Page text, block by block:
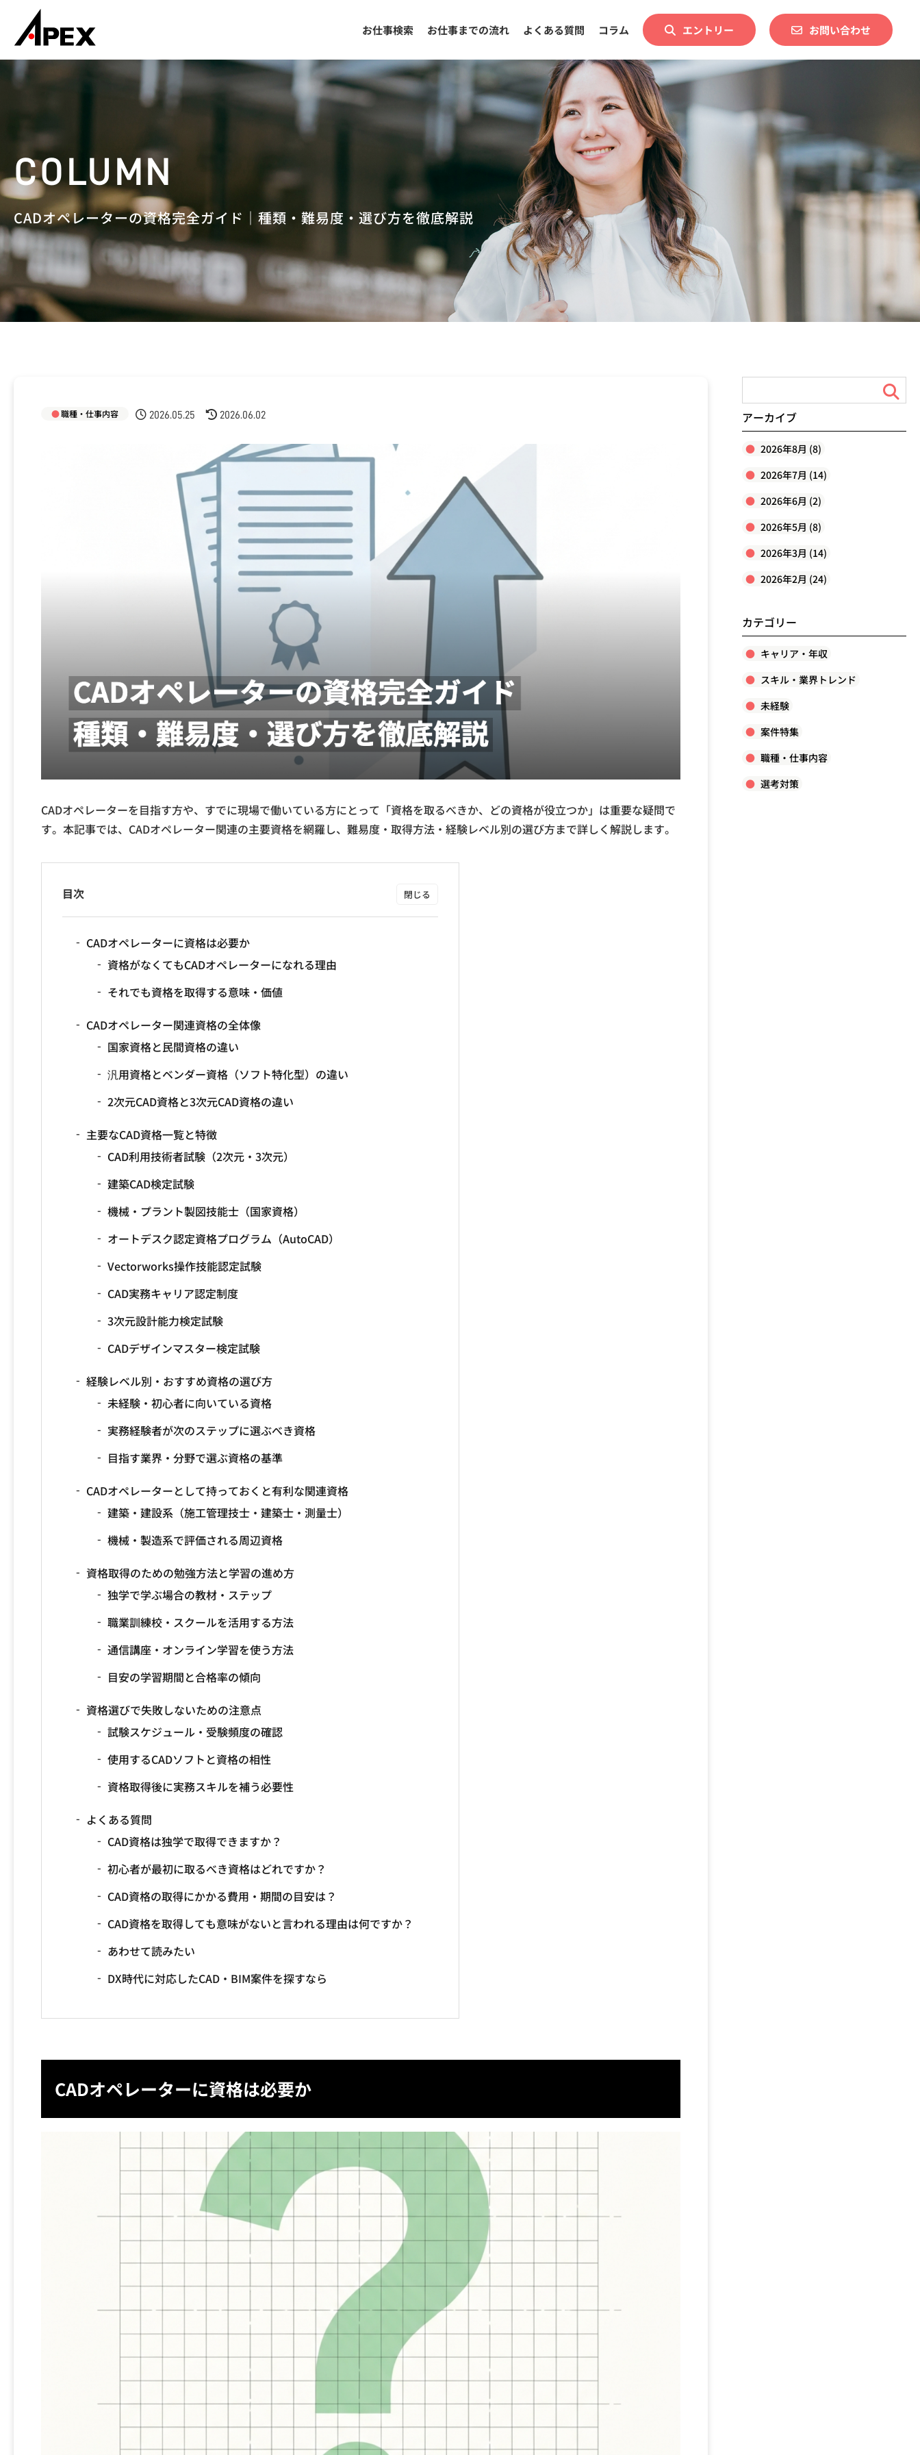
お仕事検索 お仕事までの流れ よくある質問 コラム エントリー お問い合わせ
CADオペレーターの資格完全ガイド｜種類・難易度・選び方を徹底解説
職種・仕事内容 2026.05.25 2026.06.02
CADオペレーターを目指す方や、すでに現場で働いている方にとって「資格を取るべきか、どの資格が役立つか」は重要な疑問で
す。本記事では、CADオペレーター関連の主要資格を網羅し、難易度・取得方法・経験レベル別の選び方まで詳しく解説します。
目次
CADオペレーターに資格は必要か
資格がなくてもCADオペレーターになれる理由
それでも資格を取得する意味・価値
CADオペレーター関連資格の全体像
国家資格と民間資格の違い
汎用資格とベンダー資格（ソフト特化型）の違い
2次元CAD資格と3次元CAD資格の違い
主要なCAD資格一覧と特徴
CAD利用技術者試験（2次元・3次元）
建築CAD検定試験
機械・プラント製図技能士（国家資格）
オートデスク認定資格プログラム（AutoCAD）
Vectorworks操作技能認定試験
CAD実務キャリア認定制度
3次元設計能力検定試験
CADデザインマスター検定試験
経験レベル別・おすすめ資格の選び方
未経験・初心者に向いている資格
実務経験者が次のステップに選ぶべき資格
目指す業界・分野で選ぶ資格の基準
CADオペレーターとして持っておくと有利な関連資格
建築・建設系（施工管理技士・建築士・測量士）
機械・製造系で評価される周辺資格
資格取得のための勉強方法と学習の進め方
独学で学ぶ場合の教材・ステップ
職業訓練校・スクールを活用する方法
通信講座・オンライン学習を使う方法
目安の学習期間と合格率の傾向
資格選びで失敗しないための注意点
試験スケジュール・受験頻度の確認
使用するCADソフトと資格の相性
資格取得後に実務スキルを補う必要性
よくある質問
CAD資格は独学で取得できますか？
初心者が最初に取るべき資格はどれですか？
CAD資格の取得にかかる費用・期間の目安は？
CAD資格を取得しても意味がないと言われる理由は何ですか？
あわせて読みたい
DX時代に対応したCAD・BIM案件を探すなら
CADオペレーターに資格は必要か
アーカイブ
2026年8月 (8)
2026年7月 (14)
2026年6月 (2)
2026年5月 (8)
2026年3月 (14)
2026年2月 (24)
カテゴリー
キャリア・年収
スキル・業界トレンド
未経験
案件特集
職種・仕事内容
選考対策